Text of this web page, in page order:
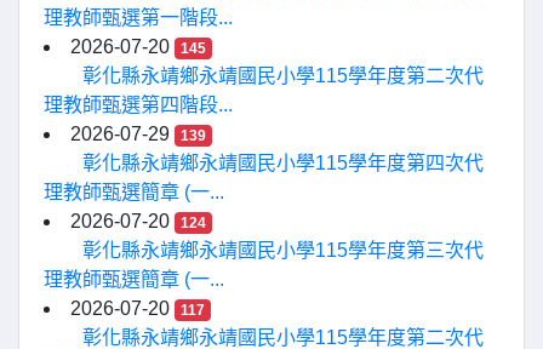
理教師甄選第一階段...
2026-07-20
145
彰化縣永靖鄉永靖國民小學115學年度第二次代
理教師甄選第四階段...
2026-07-29
139
彰化縣永靖鄉永靖國民小學115學年度第四次代
理教師甄選簡章 (一...
2026-07-20
124
彰化縣永靖鄉永靖國民小學115學年度第三次代
理教師甄選簡章 (一...
2026-07-20
117
彰化縣永靖鄉永靖國民小學115學年度第二次代